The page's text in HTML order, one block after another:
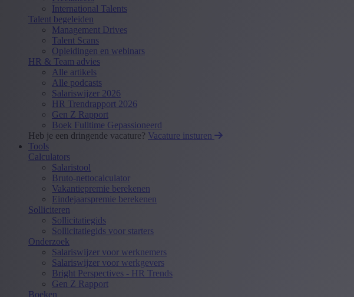
International Talents
Talent begeleiden
Management Drives
Talent Scans
Opleidingen en webinars
HR & Team advies
Alle artikels
Alle podcasts
Salariswijzer 2026
HR Trendrapport 2026
Gen Z Rapport
Boek Fulltime Gepassioneerd
Heb je een dringende vacature? Vacature insturen
Tools
Calculators
Salaristool
Bruto-nettocalculator
Vakantiepremie berekenen
Eindejaarspremie berekenen
Solliciteren
Sollicitatiegids
Sollicitatiegids voor starters
Onderzoek
Salariswijzer voor werknemers
Salariswijzer voor werkgevers
Bright Perspectives - HR Trends
Gen Z Rapport
Boeken